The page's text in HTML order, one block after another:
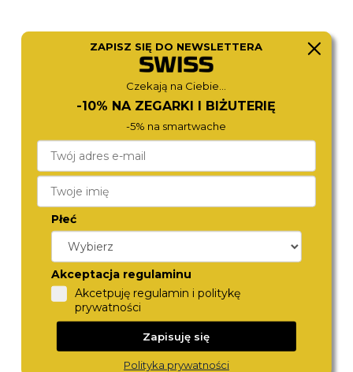
AN8201-57L
780,-
TOMMY HILFIGER
1792253
790,-
TOMMY HILFIGER
790,-
CITIZEN
770,-
ZAPISZ SIĘ DO NEWSLETTERA
Czekają na Ciebie...
-10% NA ZEGARKI I BIŻUTERIĘ
-5% na smartwache
Płeć
Akceptacja regulaminu
Akcetpuję regulamin i politykę
prywatności
Zapisuję się
Polityka prywatności